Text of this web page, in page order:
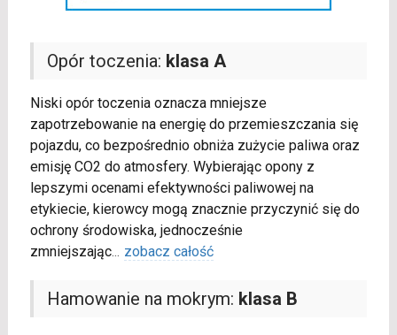
Opór toczenia: klasa A
Niski opór toczenia oznacza mniejsze
zapotrzebowanie na energię do przemieszczania się
pojazdu, co bezpośrednio obniża zużycie paliwa oraz
emisję CO2 do atmosfery. Wybierając opony z
lepszymi ocenami efektywności paliwowej na
etykiecie, kierowcy mogą znacznie przyczynić się do
ochrony środowiska, jednocześnie
zmniejszając... zobacz całość
Hamowanie na mokrym: klasa B